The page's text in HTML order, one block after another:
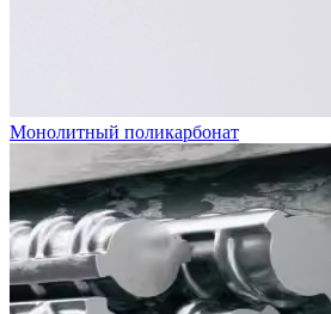
Монолитный поликарбонат